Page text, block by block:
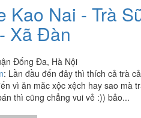
Kao Nai - Trà
Xã Đàn
Đống Đa, Hà Nội
: Lần đầu đến đây thì thích cả trà
vì ăn măc xộc xệch hay sao mà
thì cũng chẳng vui vẻ :)) bảo...